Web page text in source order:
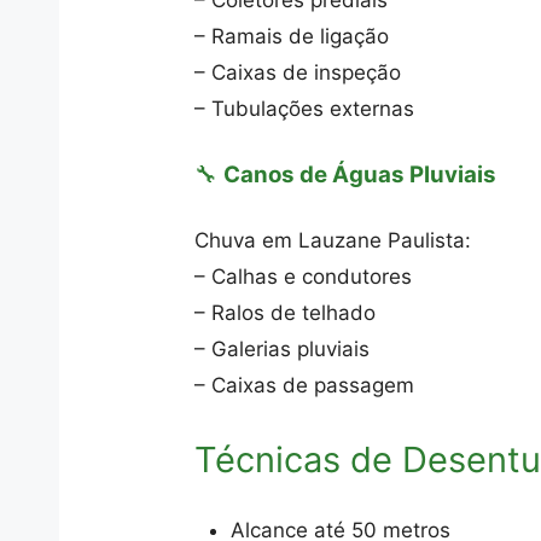
– Ramais de ligação
– Caixas de inspeção
– Tubulações externas
🔧 Canos de Águas Pluviais
Chuva em Lauzane Paulista:
– Calhas e condutores
– Ralos de telhado
– Galerias pluviais
– Caixas de passagem
Técnicas de
Alcance até 50 metros